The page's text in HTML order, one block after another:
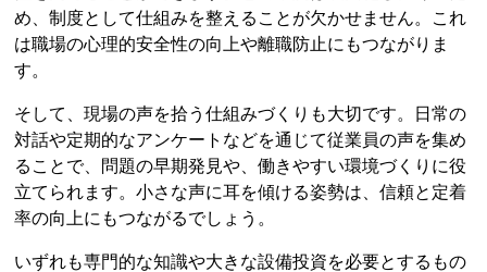
め、制度として仕組みを整えることが欠かせません。これ
は職場の心理的安全性の向上や離職防止にもつながりま
す。
そして、現場の声を拾う仕組みづくりも大切です。日常の
対話や定期的なアンケートなどを通じて従業員の声を集め
ることで、問題の早期発見や、働きやすい環境づくりに役
立てられます。小さな声に耳を傾ける姿勢は、信頼と定着
率の向上にもつながるでしょう。
いずれも専門的な知識や大きな設備投資を必要とするもの